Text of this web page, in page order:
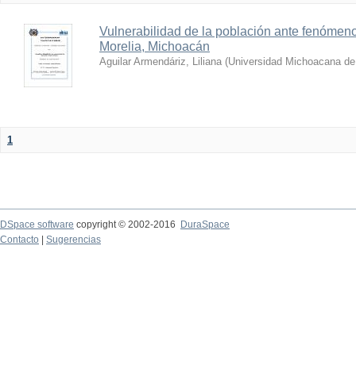
Vulnerabilidad de la población ante
Morelia, Michoacán
Aguilar Armendáriz, Liliana (Universidad Michoacana
1
DSpace software copyright © 2002-2016
DuraSpace
Contacto
Sugerencias